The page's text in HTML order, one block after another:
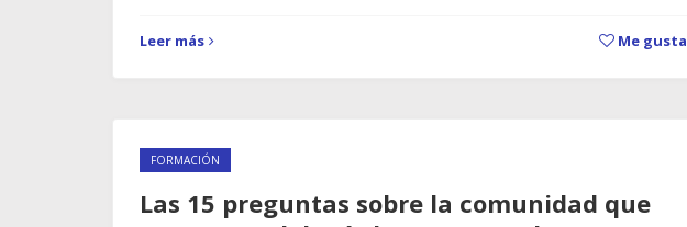
Leer más Me gusta
FORMACIÓN
Las 15 preguntas sobre la comunidad que